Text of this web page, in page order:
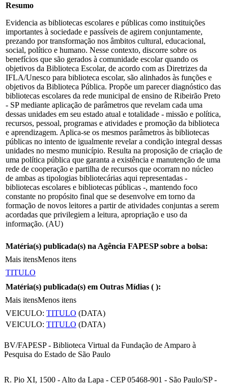
Resumo
Evidencia as bibliotecas escolares e públicas como instituições
importantes à sociedade e passíveis de agirem conjuntamente,
prezando por transformação nos âmbitos cultural, educacional,
social, político e humano. Nesse contexto, discorre sobre os
benefícios que são gerados à comunidade escolar quando os
objetivos da Biblioteca Escolar, de acordo com as Diretrizes da
IFLA/Unesco para biblioteca escolar, são alinhados às funções e
objetivos da Biblioteca Pública. Propõe um parecer diagnóstico das
bibliotecas escolares da rede municipal de ensino de Ribeirão Preto
- SP mediante aplicação de parâmetros que revelam cada uma
dessas unidades em seu estado atual e totalidade - missão e política,
recursos, pessoal, programas e atividades e promoção da biblioteca
e aprendizagem. Aplica-se os mesmos parâmetros às bibliotecas
públicas no intento de igualmente revelar a condição integral dessas
unidades no mesmo município. Resulta na proposição de criação de
uma política pública que garanta a existência e manutenção de uma
rede de cooperação e partilha de recursos que ocorram no núcleo
de ambas as tipologias bibliotecárias aqui representadas -
bibliotecas escolares e bibliotecas públicas -, mantendo foco
constante no propósito final que se desenvolve em torno da
formação de novos leitores a partir de atividades conjuntas a serem
acordadas que privilegiem a leitura, apropriação e uso da
informação. (AU)
Matéria(s) publicada(s) na Agência FAPESP sobre a bolsa:
Mais itensMenos itens
TITULO
Matéria(s) publicada(s) em Outras Mídias ( ):
Mais itensMenos itens
VEICULO: TITULO (DATA)
VEICULO: TITULO (DATA)
BV/FAPESP - Biblioteca Virtual da Fundação de Amparo à
Pesquisa do Estado de São Paulo
R. Pio XI, 1500 - Alto da Lapa - CEP 05468-901 - São Paulo/SP -